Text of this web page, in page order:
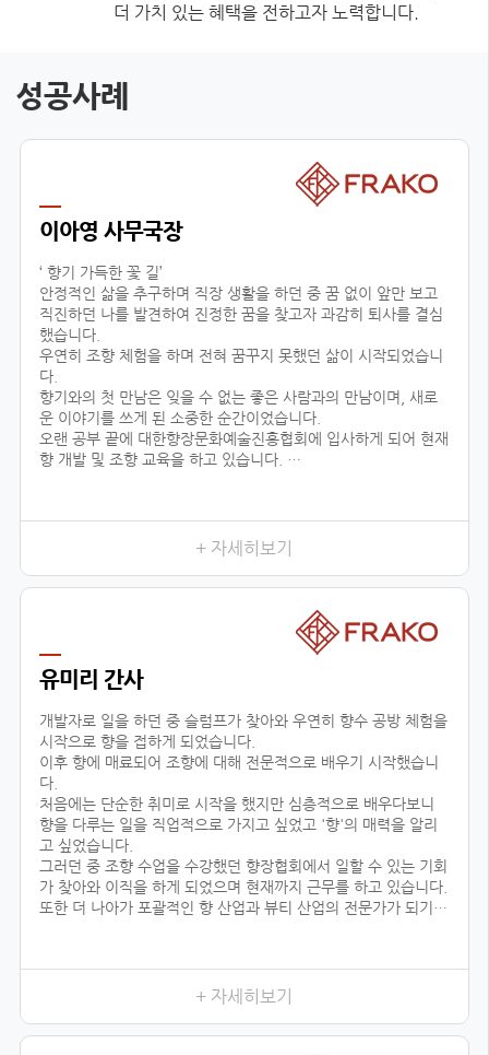
더 가치 있는 혜택을 전하고자 노력합니다.
성공사례
이아영 사무국장
‘ 향기 가득한 꽃 길’
안정적인 삶을 추구하며 직장 생활을 하던 중 꿈 없이 앞만 보고
직진하던 나를 발견하여 진정한 꿈을 찾고자 과감히 퇴사를 결심
했습니다.
우연히 조향 체험을 하며 전혀 꿈꾸지 못했던 삶이 시작되었습니
다.
향기와의 첫 만남은 잊을 수 없는 좋은 사람과의 만남이며, 새로
운 이야기를 쓰게 된 소중한 순간이었습니다.
오랜 공부 끝에 대한향장문화예술진흥협회에 입사하게 되어 현재
향 개발 및 조향 교육을 하고 있습니다.
교육 시, 창작자의 의도를 파악하기 위해 교육생 분들과 긴밀한
소통을 하며, 디테일한 조향 스킬을 코칭하고 있습니다.여러분 마
삶의 향기를 마음으로 맡을 수 있는 그날까지 대한향장문화예술
+ 자세히보기
유미리 간사
개발자로 일을 하던 중 슬럼프가 찾아와 우연히 향수 공방 체험을
시작으로 향을 접하게 되었습니다.
이후 향에 매료되어 조향에 대해 전문적으로 배우기 시작했습니
다.
처음에는 단순한 취미로 시작을 했지만 심층적으로 배우다보니
향을 다루는 일을 직업적으로 가지고 싶었고 '향'의 매력을 알리
고 싶었습니다.
그러던 중 조향 수업을 수강했던 향장협회에서 일할 수 있는 기회
가 찾아와 이직을 하게 되었으며 현재까지 근무를 하고 있습니다.
또한 더 나아가 포괄적인 향 산업과 뷰티 산업의 전문가가 되기
시작한다며 우려했지만
+ 자세히보기